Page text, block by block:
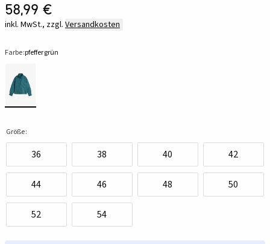
58,99 €
inkl. MwSt., zzgl. Versandkosten
Farbe:pfeffergrün
Größe:
36 38 40 42
44 46 48 50
52 54